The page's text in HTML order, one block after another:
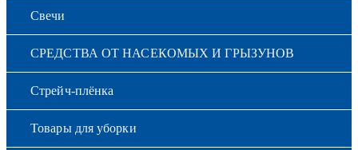
Свечи
СРЕДСТВА ОТ НАСЕКОМЫХ И ГРЫЗУНОВ
Стрейч-плёнка
Товары для уборки